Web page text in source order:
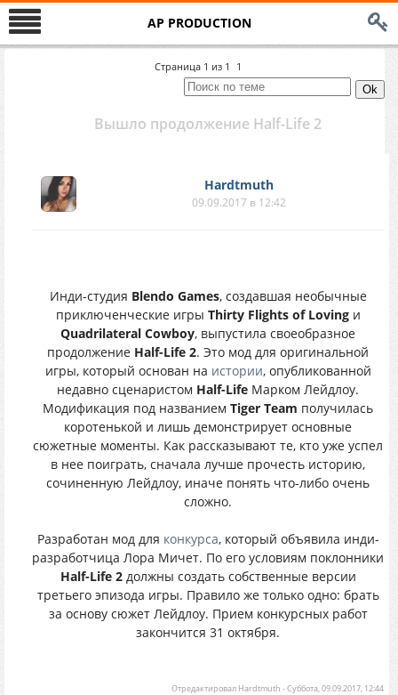
AP PRODUCTION
Страница 1 из 1 1
Вышло продолжение Half-Life 2
Hardtmuth
09.09.2017 в 12:42
Инди-студия Blendo Games, создавшая необычные
приключенческие игры Thirty Flights of Lovingи
Quadrilateral Cowboy, выпустила своеобразное
продолжение Half-Life 2. Это мод для оригинальной
игры, который основан на истории, опубликованной
недавно сценаристом Half-Life Марком Лейдлоу.
Модификация под названием Tiger Team получилась
коротенькой и лишь демонстрирует основные
сюжетные моменты. Как рассказывают те, кто уже успел
в нее поиграть, сначала лучше прочесть историю,
сочиненную Лейдлоу, иначе понять что-либо очень
сложно.
Разработан мод для конкурса, который объявила инди-
разработчица Лора Мичет. По его условиям поклонники
Half-Life 2должны создать собственные версии
третьего эпизода игры. Правило же только одно: брать
за основу сюжет Лейдлоу. Прием конкурсных работ
закончится 31 октября.
Отредактировал Hardtmuth -Суббота, 09.09.2017, 12:44